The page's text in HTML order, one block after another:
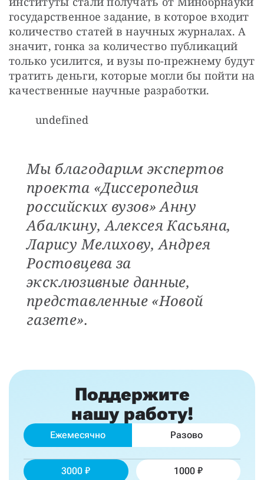
государственное задание, в которое входит
количество статей в научных журналах. А
значит, гонка за количество публикаций
только усилится, и вузы по-прежнему будут
тратить деньги, которые могли бы пойти на
качественные научные разработки.
undefined
Мы благодарим экспертов
проекта «Диссеропедия
российских вузов» Анну
Абалкину, Алексея Касьяна,
Ларису Мелихову, Андрея
Ростовцева за
эксклюзивные данные,
представленные «Новой
газете».
Поддержите
нашу работу!
Ежемесячно Разово
3000 1000